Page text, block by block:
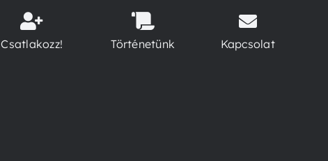
Csatlakozz! Történetünk Kapcsolat